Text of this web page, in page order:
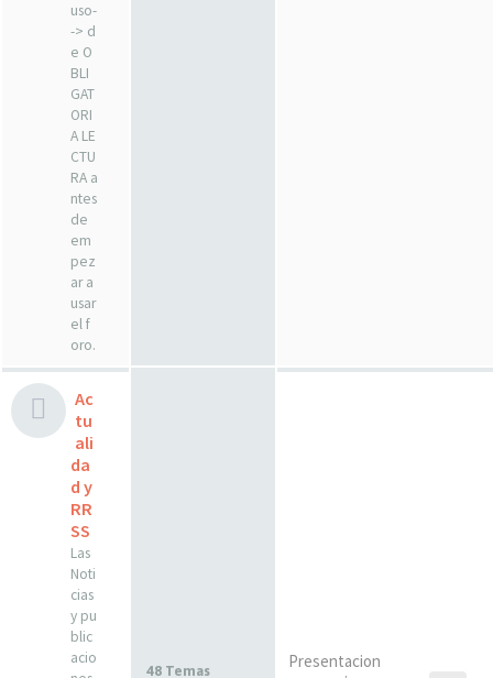
uso-
-> d
e O
BLI
GAT
ORI
A LE
CTU
RA a
ntes
de
em
pez
ar a
usar
el f
oro.
Ac
tu
ali
da
d y
RR
SS
Las
Noti
cias
y pu
blic
acio
48 Temas
Presentacion